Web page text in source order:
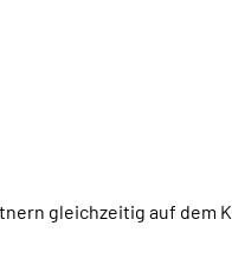
gleichzeitig auf dem